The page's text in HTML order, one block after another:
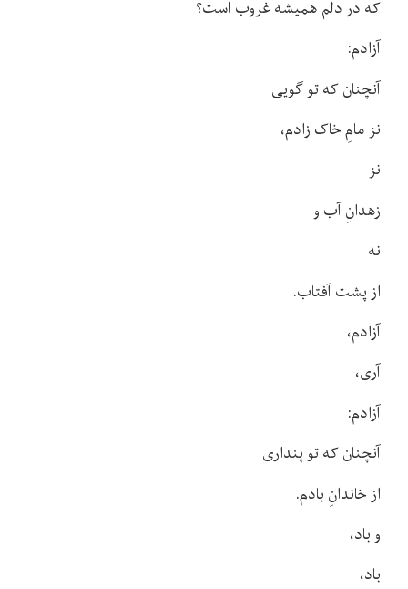
که در دلم همیشه غروب است؟
آزادم:
آنچنان که تو گویی
نز مامِ خاک زادم،
نز
زهدانِ آب و
نه
از پشت آفتاب.
آزادم،
آری،
آزادم:
آنچنان که تو پنداری
از خاندانِ بادم.
و باد،
باد،